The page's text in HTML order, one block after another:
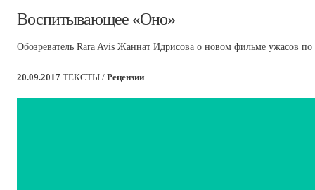
​Воспитывающее «Оно»
Обозреватель Rara Avis Жаннат Идрисова о новом фильме ужасов
20.09.2017 ТЕКСТЫ / Рецензии